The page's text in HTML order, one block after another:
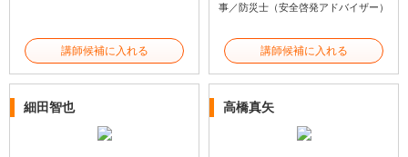
講師候補に入れる
事／防災士（安全啓発アドバイザー）
講師候補に入れる
細田智也 高橋真矢